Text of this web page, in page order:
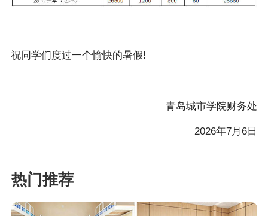
祝同学们度过一个愉快的暑假!
青岛城市学院财务处
2026年7月6日